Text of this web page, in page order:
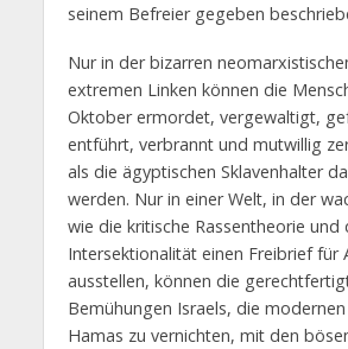
seinem Befreier gegeben
Nur in der bizarren
extremen Linken können die
Oktober ermordet, vergewaltigt,
entführt, verbrannt und mutwillig
als die ägyptischen Sklavenhalter
werden. Nur in einer Welt, in der
wie die kritische Rassentheorie und
Intersektionalität einen Freibrief für
ausstellen, können die
Bemühungen Israels, die
Hamas zu vernichten, mit den